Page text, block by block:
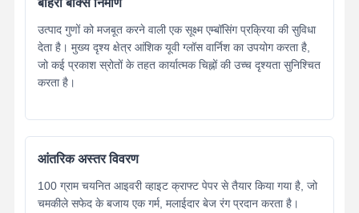
उत्पाद गुणों को मजबूत करने वाली एक सूक्ष्म एम्बॉसिंग प्रक्रिया की सुविधा
देता है। मुख्य दृश्य क्षेत्र आंशिक यूवी ग्लॉस वार्निश का उपयोग करता है,
जो कई प्रकाश स्रोतों के तहत कार्यात्मक चिह्नों की उच्च दृश्यता सुनिश्चित
करता है।
आंतरिक अस्तर विवरण
100 ग्राम चयनित आइवरी व्हाइट क्राफ्ट पेपर से तैयार किया गया है, जो
चमकीले सफेद के बजाय एक गर्म, मलाईदार बेज रंग प्रदान करता है।